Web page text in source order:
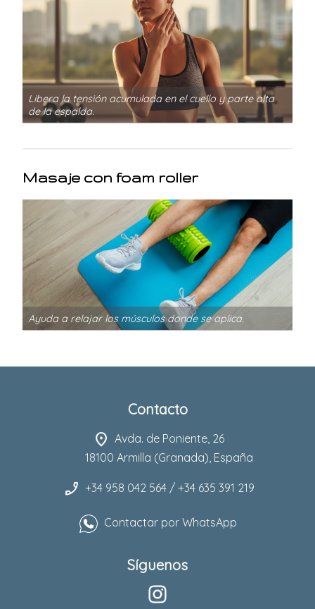
Libera la tensión acumulada en el cuello y parte alta
de la espalda.
Masaje con foam roller
Ayuda a relajar los músculos donde se aplica.
Contacto
location_on Avda. de Poniente, 26
18100 Armilla (Granada), España
phone_enabled +34 958 042 564 / +34 635 391 219
Contactar por WhatsApp
Síguenos